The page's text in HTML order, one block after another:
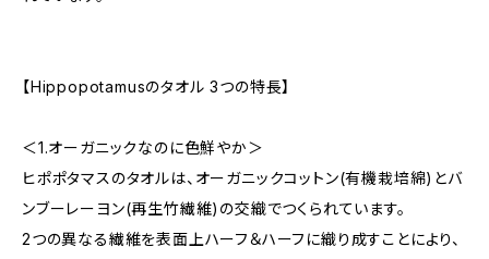
【Hippopotamusのタオル 3つの特長】
＜1.オーガニックなのに色鮮やか＞
ヒポポタマスのタオルは、オーガニックコットン(有機栽培綿)とバ
ンブーレーヨン(再生竹繊維)の交織でつくられています。
2つの異なる繊維を表面上ハーフ＆ハーフに織り成すことにより、